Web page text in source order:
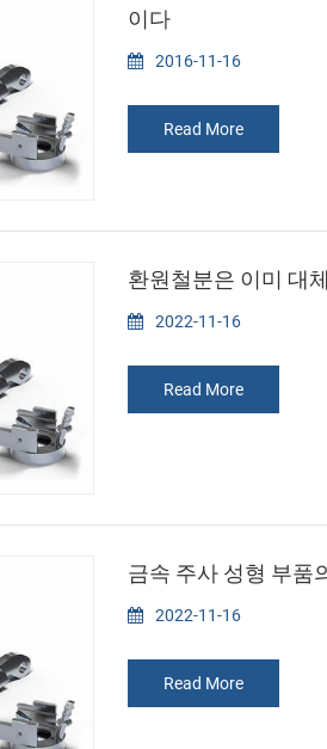
이다
2016-11-16
Read More
환원철분은 이미 대
2022-11-16
Read More
금속 주사 성형 부품
2022-11-16
Read More